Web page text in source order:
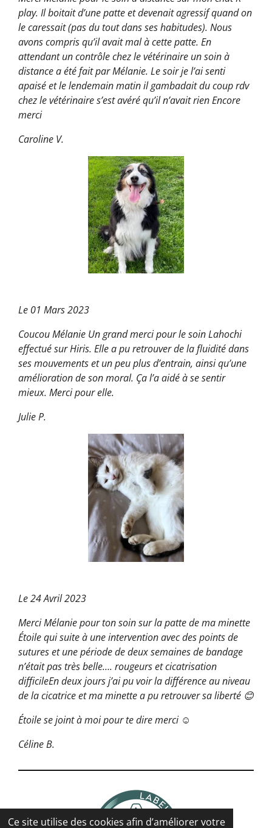
Ce site utilise des cookies afin d’améliorer votre
play. Il boitait d’une patte et devenait agressif quand on
le caressait (pas du tout dans ses habitudes). Nous
avons compris qu’il avait mal à cette patte. En
attendant un contrôle chez le vétérinaire un soin à
distance a été fait par Mélanie. Le soir je l’ai senti
apaisé et le lendemain matin il gambadaitdu coup rdv
chez le vétérinaire s’est avéré qu’il n’avait rienEncore
merci
Caroline V.
Le 01 Mars 2023
Coucou Mélanie Un grand merci pour le soin Lahochi
effectué sur Hiris. Elle a pu retrouver de la fluidité dans
ses mouvements et un peu plus d’entrain, ainsi qu’une
amélioration de son moral. Ça l’a aidé à se sentir
mieux. Merci pour elle.
Julie P.
Le 24 Avril 2023
Merci Mélanie pour ton soin sur la patte de ma minette
Étoile qui suite à une intervention avec des points de
sutures et une période de deux semaines de bandage
n’était pas très belle…. rougeurs et cicatrisation
difficileEn deux jours j’ai pu voir la différence au niveau
de la cicatrice et ma minette a pu retrouver sa liberté 😊
Étoile se joint à moi pour te dire merci ☺️
Céline B.